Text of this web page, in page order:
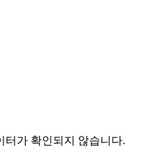
터가 확인되지 않습니다.